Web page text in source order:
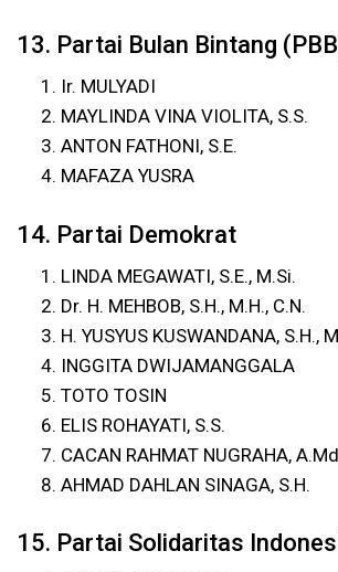
13. Partai Bulan Bintang
Ir. MULYADI
MAYLINDA VINA VIOLITA, S.S.
ANTON FATHONI, S.E.
MAFAZA YUSRA
14. Partai Demokrat
LINDA MEGAWATI, S.E., M.Si.
Dr. H. MEHBOB, S.H., M.H., C.N.
H. YUSYUS KUSWANDANA, S.H.,
INGGITA DWIJAMANGGALA
TOTO TOSIN
ELIS ROHAYATI, S.S.
CACAN RAHMAT NUGRAHA,
AHMAD DAHLAN SINAGA, S.H.
15. Partai Solidaritas